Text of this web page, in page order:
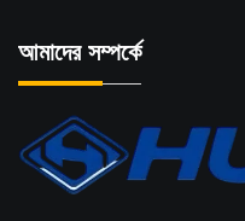
আমাদের সম্পর্কে